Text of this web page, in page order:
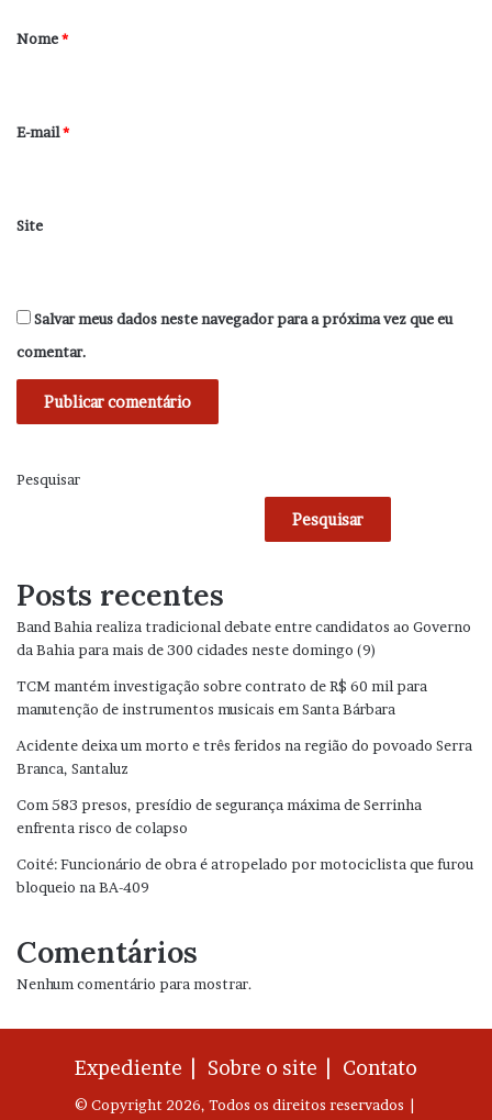
r
*
Nome*
E-mail*
Site
Salvar meus dados neste navegador para a próxima vez que eu
comentar.
Pesquisar
Pesquisar
Posts recentes
Band Bahia realiza tradicional debate entre candidatos ao Governo
da Bahia para mais de 300 cidades neste domingo (9)
TCM mantém investigação sobre contrato de R$ 60 mil para
manutenção de instrumentos musicais em Santa Bárbara
Acidente deixa um morto e três feridos na região do povoado Serra
Branca, Santaluz
Com 583 presos, presídio de segurança máxima de Serrinha
enfrenta risco de colapso
Coité: Funcionário de obra é atropelado por motociclista que furou
bloqueio na BA-409
Comentários
Nenhum comentário para mostrar.
Expediente | Sobre o site | Contato
© Copyright 2026, Todos os direitos reservados |